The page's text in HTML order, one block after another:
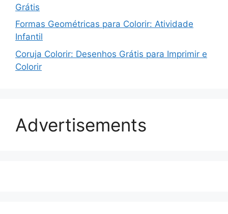
Grátis
Formas Geométricas para Colorir: Atividade
Infantil
Coruja Colorir: Desenhos Grátis para Imprimir e
Colorir
Advertisements